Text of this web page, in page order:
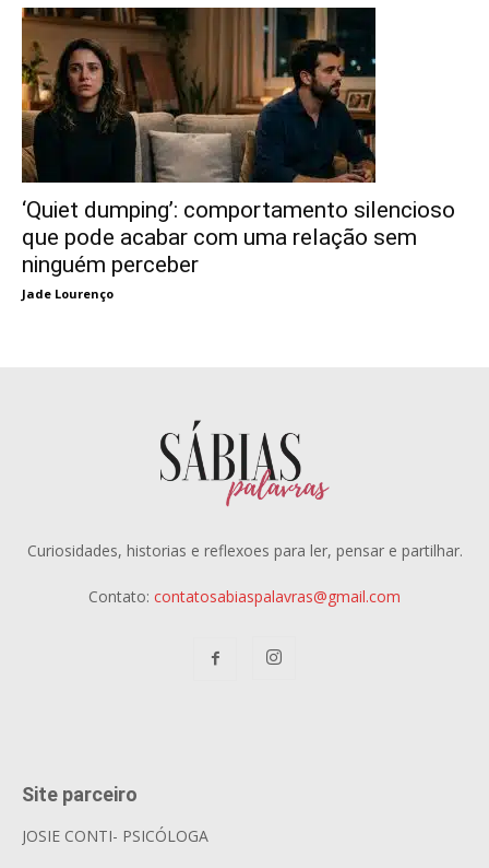
‘Quiet dumping’: comportamento silencioso
que pode acabar com uma relação sem
ninguém perceber
Jade Lourenço
Curiosidades, historias e reflexoes para ler, pensar e partilhar.
Contato: contatosabiaspalavras@gmail.com
Site parceiro
JOSIE CONTI- PSICÓLOGA